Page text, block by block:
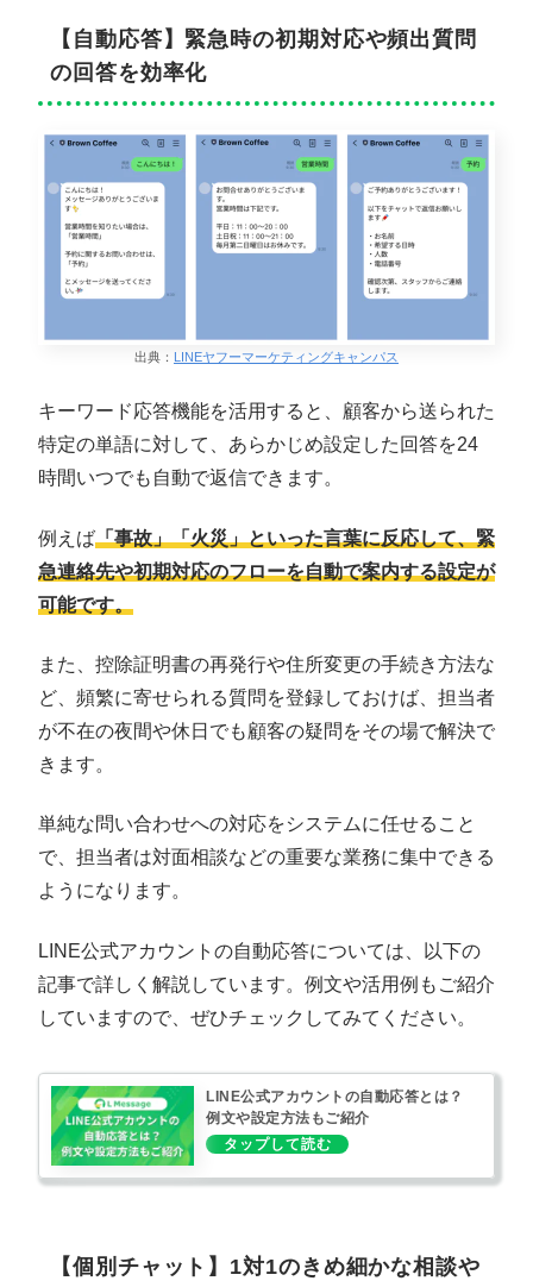
【自動応答】緊急時の初期対応や頻出質問
の回答を効率化
出典： LINEヤフーマーケティングキャンパス
キーワード応答機能を活用すると、顧客から送られた
特定の単語に対して、あらかじめ設定した回答を24
時間いつでも自動で返信できます。
例えば「事故」「火災」といった言葉に反応して、緊
急連絡先や初期対応のフローを自動で案内する設定が
可能です。
また、控除証明書の再発行や住所変更の手続き方法な
ど、頻繁に寄せられる質問を登録しておけば、担当者
が不在の夜間や休日でも顧客の疑問をその場で解決で
きます。
単純な問い合わせへの対応をシステムに任せること
で、担当者は対面相談などの重要な業務に集中できる
ようになります。
LINE公式アカウントの自動応答については、以下の
記事で詳しく解説しています。例文や活用例もご紹介
していますので、ぜひチェックしてみてください。
LINE公式アカウントの自動応答とは？
例文や設定方法もご紹介
【個別チャット】1対1のきめ細かな相談や